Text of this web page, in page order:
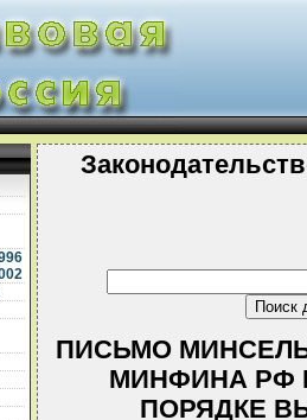
ПИСЬМО
МИНФИНА РФ N
ПОРЯДКЕ